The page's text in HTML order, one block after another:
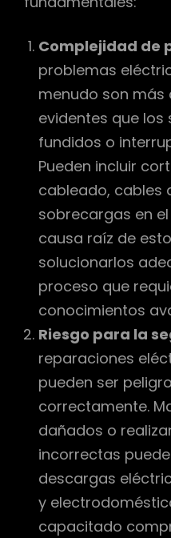
Complejidad de
problemas
menudo son más
evidentes que los
fundidos o
Pueden incluir
cableado, cables
sobrecargas en
causa raíz de
solucionarlos
proceso que
conocimientos
Riesgo para la
reparaciones
pueden ser
correctamente.
dañados o
incorrectas
descargas
y
capacitado